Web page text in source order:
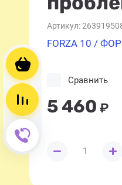
Сравнение пусто
Артикул:
FORZA 10 /
5 460 ₽
Сравнить